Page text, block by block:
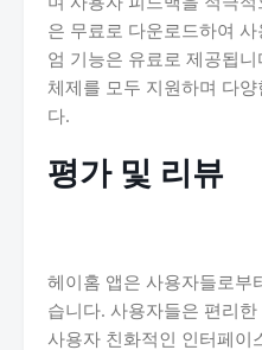
은 무료로 다운로드하여
엄 기능은 유료로 제공됩
체제를 모두 지원하며 다
다.
평가 및 리뷰
헤이홈 앱은 사용자들로부
습니다. 사용자들은 편리
사용자 친화적인 인터페이